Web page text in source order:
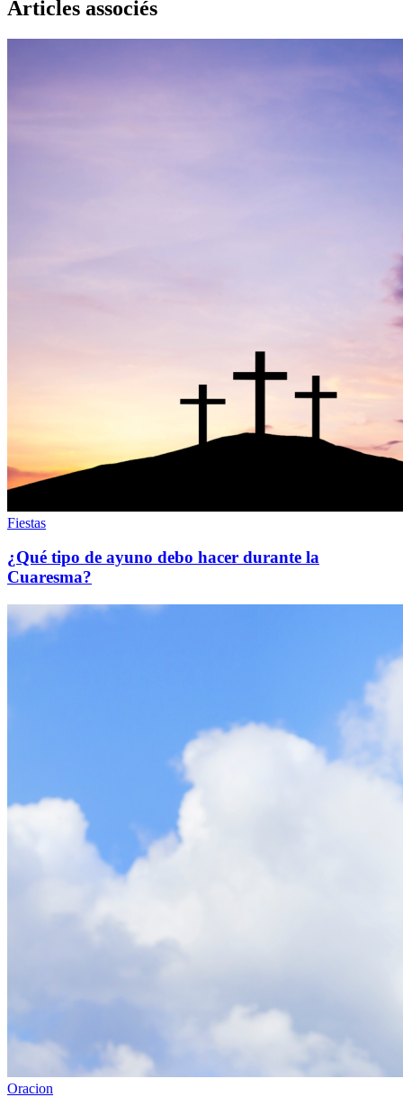
Articles associés
Fiestas
¿Qué tipo de ayuno debo hacer durante la
Cuaresma?
Oracion